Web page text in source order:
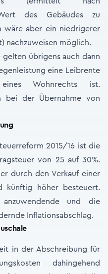
des Gebäudes zu
wäre aber ein niedrigerer
nachzuweisen möglich.
übrigens auch dann
eine Leibrente
Wohnrechts ist.
bei der Übernahme von
2015/16 ist die
von 25 auf 30%.
durch den Verkauf einer
künftig höher besteuert.
und die
Inflationsabschlag.
in der Abschreibung für
dahingehend